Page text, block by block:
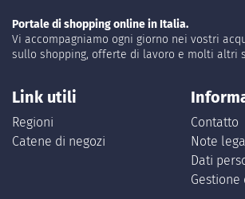
Portale di shopping online in Italia.
Vi accompagniamo ogni giorno nei vostri
sullo shopping, offerte di lavoro e molti altri
Link utili
Regioni
Catene di negozi
Contatto
Note
Dati
Gestione